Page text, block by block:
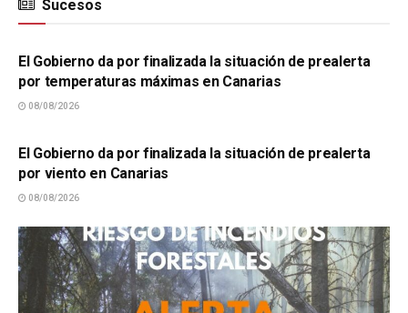
Sucesos
SUCESOS
El Gobierno da por finalizada la situación de prealerta
por temperaturas máximas en Canarias
08/08/2026
El Gobierno da por finalizada la situación de prealerta
por viento en Canarias
08/08/2026